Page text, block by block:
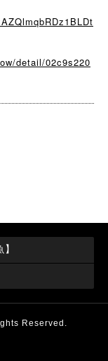
detail/02c9s220
】
Reserved.